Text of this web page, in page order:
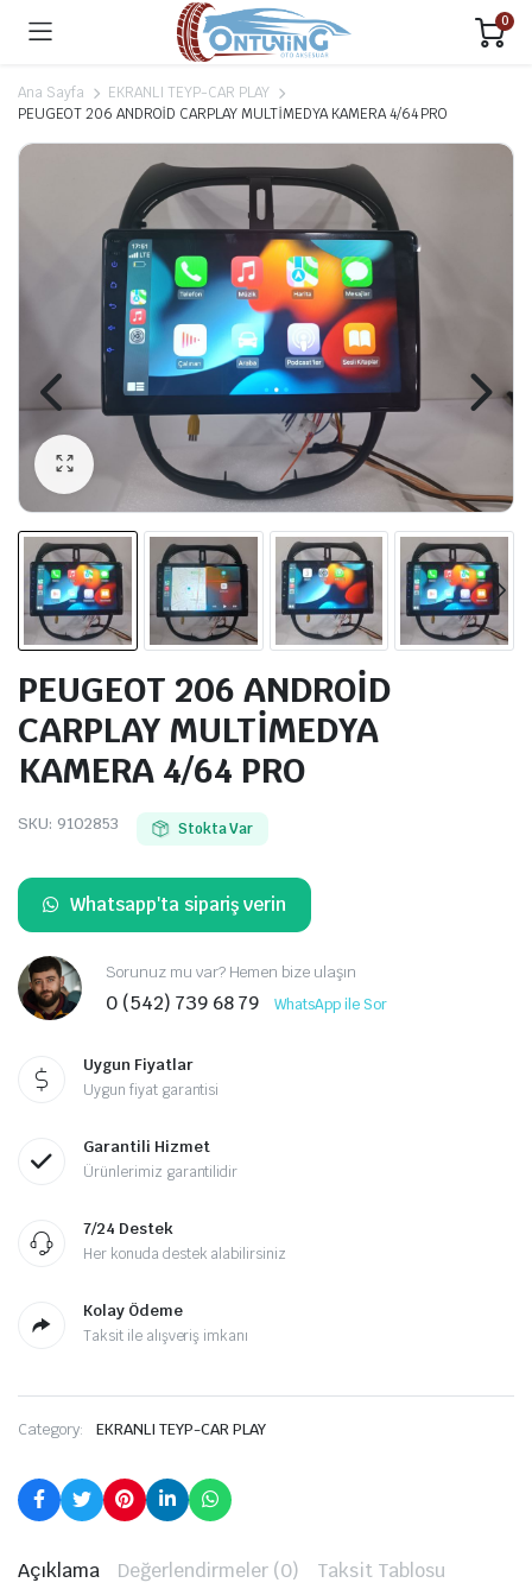
0
Ana Sayfa
EKRANLI TEYP-CAR PLAY
PEUGEOT 206 ANDROİD CARPLAY MULTİMEDYA KAMERA 4/64 PRO
PEUGEOT 206 ANDROİD
CARPLAY MULTİMEDYA
KAMERA 4/64 PRO
SKU: 9102853 Stokta Var
Whatsapp'ta sipariş verin
Sorunuz mu var? Hemen bize ulaşın
0 (542) 739 68 79 WhatsApp ile Sor
Uygun Fiyatlar
Uygun fiyat garantisi
Garantili Hizmet
Ürünlerimiz garantilidir
7/24 Destek
Her konuda destek alabilirsiniz
Kolay Ödeme
Taksit ile alışveriş imkanı
Category: EKRANLI TEYP-CAR PLAY
Açıklama Değerlendirmeler (0) Taksit Tablosu